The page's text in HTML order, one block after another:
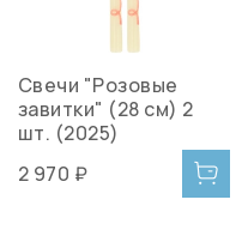
Свечи "Розовые
завитки" (28 см) 2
шт. (2025)
2 970 ₽